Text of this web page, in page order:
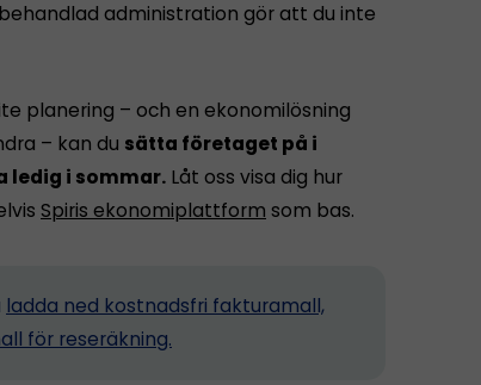
administration gör att du inte
planering – och en ekonomilösning
– kan du sätta företaget på i
ledig i sommar. Låt oss visa dig hur
Spiris ekonomiplattform som bas.
ladda ned kostnadsfri fakturamall,
för reseräkning.